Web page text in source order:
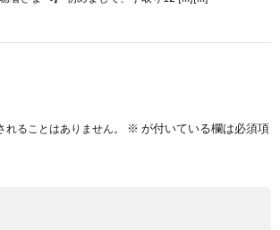
れることはありません。 ※ が付いている欄は必須項